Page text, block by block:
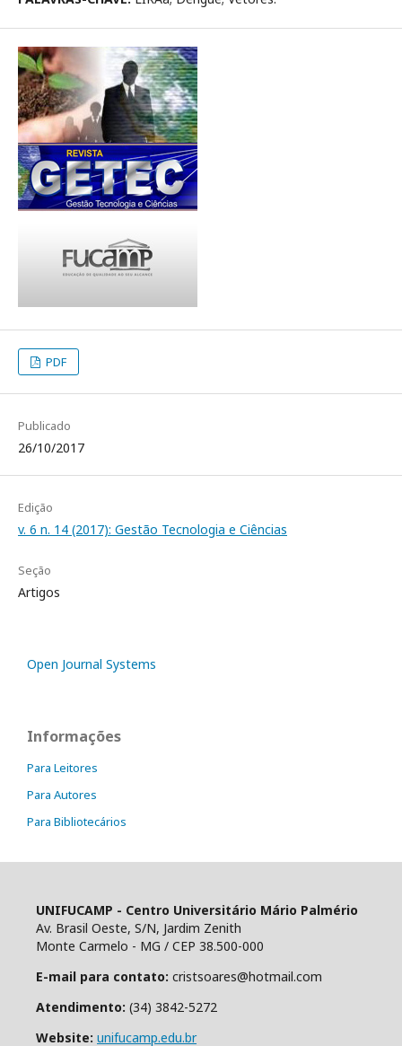
PDF
Publicado
26/10/2017
Edição
v. 6 n. 14 (2017): Gestão Tecnologia e Ciências
Seção
Artigos
Open Journal Systems
Informações
Para Leitores
Para Autores
Para Bibliotecários
UNIFUCAMP - Centro Universitário Mário Palmério
Av. Brasil Oeste, S/N, Jardim Zenith
Monte Carmelo - MG / CEP 38.500-000
E-mail para contato: cristsoares@hotmail.com
Atendimento: (34) 3842-5272
Website: unifucamp.edu.br